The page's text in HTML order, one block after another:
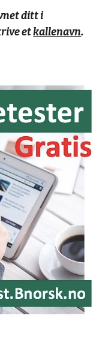
ditt i
etkallenavn.